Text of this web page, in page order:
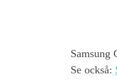
Samsung
Se också: